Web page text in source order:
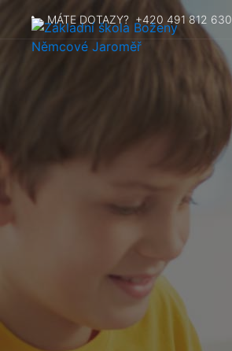
MÁTE DOTAZY? +420 491 812 630